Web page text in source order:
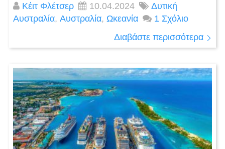
Κέιτ Φλέτσερ 10.04.2024
Δυτική
Αυστραλία, Αυστραλία, Ωκεανία
1 Σχόλιο
Διαβάστε περισσότερα